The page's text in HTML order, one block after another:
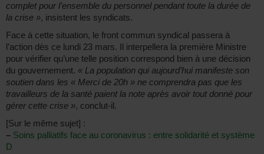
complet pour l’ensemble du personnel pendant toute la durée de
la crise », insistent les syndicats.
Face à cette situation, le front commun syndical passera à
l’action dès ce lundi 23 mars. Il interpellera la première Ministre
pour vérifier qu’une telle position correspond bien à une décision
du gouvernement. « La population qui aujourd’hui manifeste son
soutien dans les « Merci de 20h » ne comprendra pas que les
travailleurs de la santé paient la note après avoir tout donné pour
gérer cette crise », conclut-il.
[Sur le même sujet] :
– Soins palliatifs face au coronavirus : entre solidarité et système
D